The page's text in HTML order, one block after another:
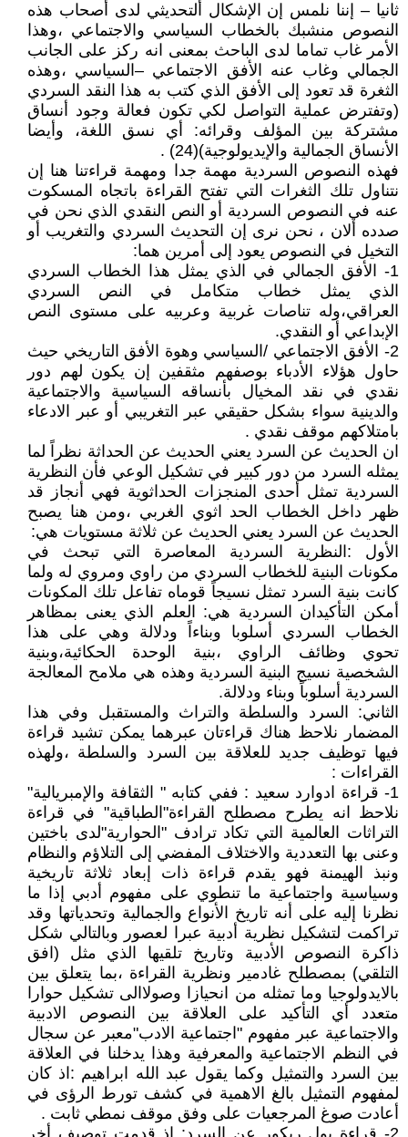
ثانيا – إننا نلمس إن الإشكال ألتحديثي لدى أصحاب هذه
النصوص منشبك بالخطاب السياسي والاجتماعي ،وهذا
الأمر غاب تماما لدى الباحث بمعنى انه ركز على الجانب
الجمالي وغاب عنه الأفق الاجتماعي –السياسي ،وهذه
الثغرة قد تعود إلى الأفق الذي كتب به هذا النقد السردي
(وتفترض عملية التواصل لكي تكون فعالة وجود أنساق
مشتركة بين المؤلف وقرائه: أي نسق اللغة، وأيضا
الأنساق الجمالية والإيديولوجية)(24) .
فهذه النصوص السردية مهمة جدا ومهمة قراءتنا هنا إن
نتناول تلك الثغرات التي تفتح القراءة باتجاه المسكوت
عنه في النصوص السردية أو النص النقدي الذي نحن في
صدده ألان ، نحن نرى إن التحديث السردي والتغريب أو
التخيل في النصوص يعود إلى أمرين هما:
1- الأفق الجمالي في الذي يمثل هذا الخطاب السردي
الذي يمثل خطاب متكامل في النص السردي
العراقي،وله تناصات غربية وعربيه على مستوى النص
الإبداعي أو النقدي.
2- الأفق الاجتماعي /السياسي وهوة الأفق التاريخي حيث
حاول هؤلاء الأدباء بوصفهم مثقفين إن يكون لهم دور
نقدي في نقد المخيال بأنساقه السياسية والاجتماعية
والدينية سواء بشكل حقيقي عبر التغريبي أو عبر الادعاء
بامتلاكهم موقف نقدي .
ان الحديث عن السرد يعني الحديث عن الحداثة نظراً لما
يمثله السرد من دور كبير في تشكيل الوعي فأن النظرية
السردية تمثل أحدى المنجزات الحداثوية فهي أنجاز قد
ظهر داخل الخطاب الحد اثوي الغربي ،ومن هنا يصبح
الحديث عن السرد يعني الحديث عن ثلاثة مستويات هي:
الأول :النظرية السردية المعاصرة التي تبحث في
مكونات البنية للخطاب السردي من راوي ومروي له ولما
كانت بنية السرد تمثل نسيجاً قوماه تفاعل تلك المكونات
أمكن التأكيدان السردية هي: العلم الذي يعنى بمظاهر
الخطاب السردي أسلوبا وبناءاً ودلالة وهي على هذا
تحوي وظائف الراوي ،بنية الوحدة الحكائية،وبنية
الشخصية نسيج البنية السردية وهذه هي ملامح المعالجة
السردية أسلوباً وبناء ودلالة.
الثاني: السرد والسلطة والتراث والمستقبل وفي هذا
المضمار نلاحظ هناك قراءتان عبرهما يمكن تشيد قراءة
فيها توظيف جديد للعلاقة بين السرد والسلطة ،ولهذه
القراءات :
1- قراءة ادوارد سعيد : ففي كتابه " الثقافة والإمبريالية"
نلاحظ انه يطرح مصطلح القراءة"الطباقية" في قراءة
التراثات العالمية التي تكاد ترادف "الحوارية"لدى باختين
وعنى بها التعددية والاختلاف المفضي إلى التلاؤم والنظام
ونبذ الهيمنة فهو يقدم قراءة ذات إبعاد ثلاثة تاريخية
وسياسية واجتماعية ما تنطوي على مفهوم أدبي إذا ما
نظرنا إليه على أنه تاريخ الأنواع والجمالية وتحدياتها وقد
تراكمت لتشكيل نظرية أدبية عبرا لعصور وبالتالي شكل
ذاكرة النصوص الأدبية وتاريخ تلقيها الذي مثل (افق
التلقي) بمصطلح غادمير ونظرية القراءة ،بما يتعلق بين
بالايدولوجيا وما تمثله من انحيازا وصولاالى تشكيل حوارا
متعدد أي التأكيد على العلاقة بين النصوص الادبية
والاجتماعية عبر مفهوم "اجتماعية الادب"معبر عن سجال
في النظم الاجتماعية والمعرفية وهذا يدخلنا في العلاقة
بين السرد والتمثيل وكما يقول عبد الله ابراهيم :اذ كان
لمفهوم التمثيل بالغ الاهمية في كشف تورط الرؤى في
أعادت صوغ المرجعيات على وفق موقف نمطي ثابت .